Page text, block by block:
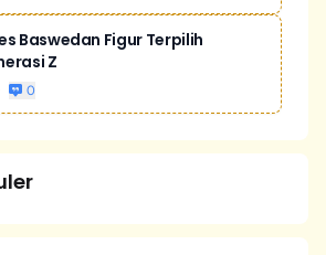
Baswedan Figur Terpilih
Z
0